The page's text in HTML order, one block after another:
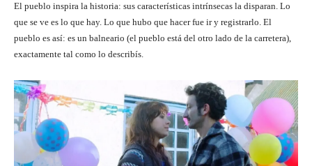
El pueblo inspira la historia: sus características intrínsecas la disparan. Lo
que se ve es lo que hay. Lo que hubo que hacer fue ir y registrarlo. El
pueblo es así: es un balneario (el pueblo está del otro lado de la carretera),
exactamente tal como lo describís.